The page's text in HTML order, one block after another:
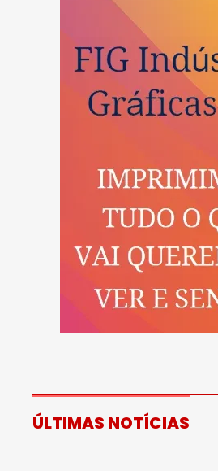
ÚLTIMAS NOTÍCIAS